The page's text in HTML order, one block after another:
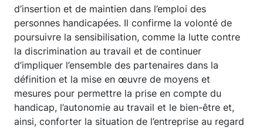
d’insertion et de maintien dans l’emploi des
personnes handicapées. Il confirme la volonté de
poursuivre la sensibilisation, comme la lutte contre
la discrimination au travail et de continuer
d’impliquer l’ensemble des partenaires dans la
définition et la mise en œuvre de moyens et
mesures pour permettre la prise en compte du
handicap, l’autonomie au travail et le bien-être et,
ainsi, conforter la situation de l’entreprise au regard